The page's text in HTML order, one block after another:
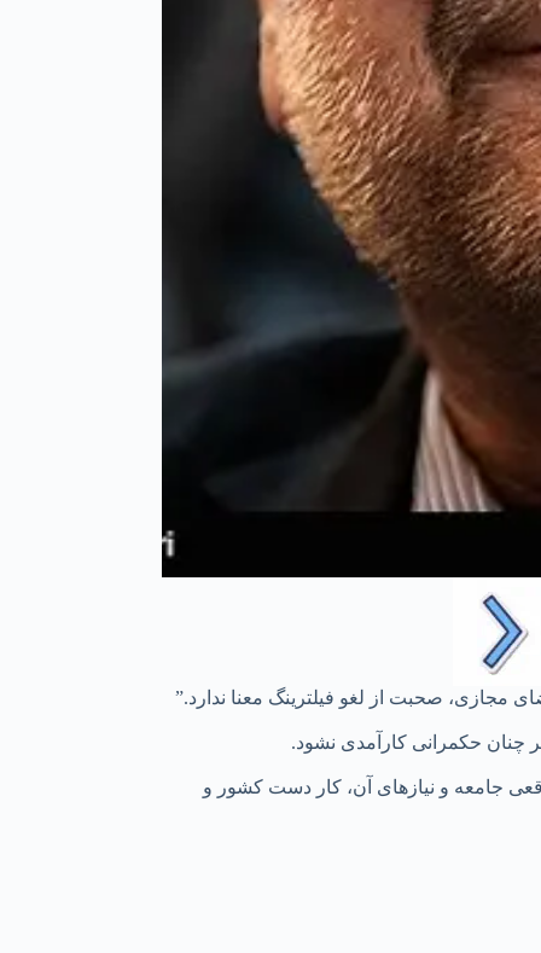
مجازی، صحبت از لغو فیلترینگ معنا ندارد.”
چنان حکمرانی کارآمدی نشود.
جامعه و نیازهای آن، کار دست کشور و